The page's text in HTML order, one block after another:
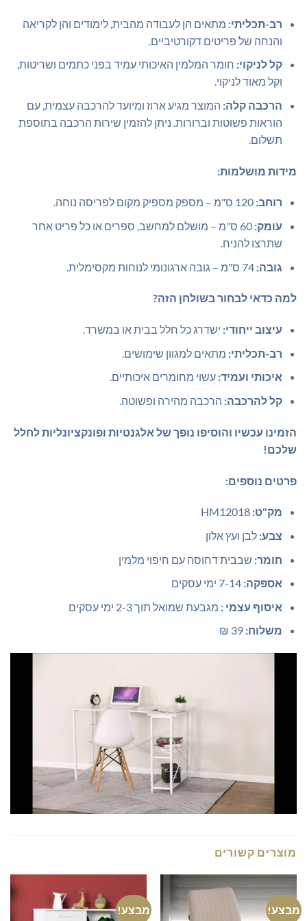
רב-תכליתי: מתאים הן לעבודה מהבית, לימודים והן לקריאה
והנחה של פריטים דקורטיביים.
קל לניקוי: חומר המלמין האיכותי עמיד בפני כתמים ושריטות,
וקל מאוד לניקוי.
הרכבה קלה: המוצר מגיע ארוז ומיועד להרכבה עצמית, עם
הוראות פשוטות וברורות. ניתן להזמין שירות הרכבה בתוספת
תשלום.
מידות מושלמות:
רוחב:
עומק:
60 ס"מ – מושלם למחשב, ספרים או כל פריט אחר
שתרצו להניח.
גובה:
למה כדאי לבחור בשולחן הזה?
עיצוב ייחודי: ישדרג כל חלל בבית או במשרד.
רב-תכליתי: מתאים למגוון שימושים.
איכותי ועמיד: עשוי מחומרים איכותיים.
קל להרכבה: הרכבה מהירה ופשוטה.
הזמינו עכשיו והוסיפו נופך של אלגנטיות ופונקציונליות לחלל
שלכם!
פרטים נוספים:
מק"ט:
צבע: לבן ועץ אלון
חומר: שבבית דחוסה עם חיפוי מלמין
אספקה:
איסוף עצמי : מגבעת שמואל תוך 2-3 ימי עסקים
משלוח:
מוצרים קשורים
מבצע! מבצע!